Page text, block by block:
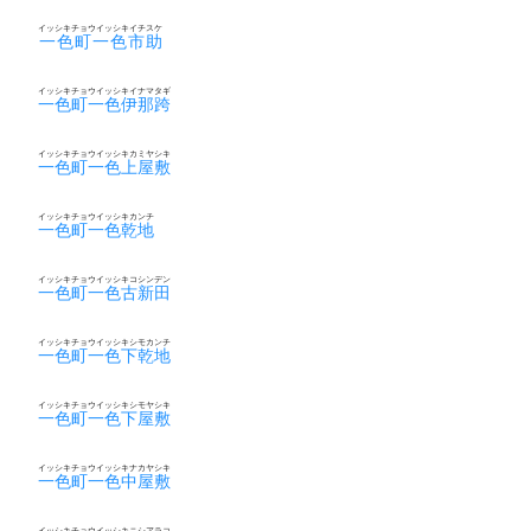
一色町一色市助
イッシキチョウイッシキイチスケ
一色町一色伊那跨
イッシキチョウイッシキイナマタギ
一色町一色上屋敷
イッシキチョウイッシキカミヤシキ
一色町一色乾地
イッシキチョウイッシキカンチ
一色町一色古新田
イッシキチョウイッシキコシンデン
一色町一色下乾地
イッシキチョウイッシキシモカンチ
一色町一色下屋敷
イッシキチョウイッシキシモヤシキ
一色町一色中屋敷
イッシキチョウイッシキナカヤシキ